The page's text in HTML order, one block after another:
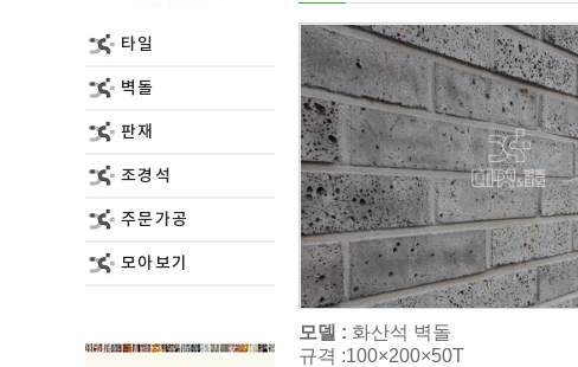
타일
벽돌
판재
조경석
주문가공
모아보기
모델 : 화산석 벽돌
규격 :100×200×50T